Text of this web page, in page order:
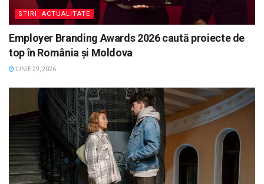
STIRI, ACTUALITATE
Employer Branding Awards 2026 caută proiecte de
top în România și Moldova
IUNIE 29, 2026